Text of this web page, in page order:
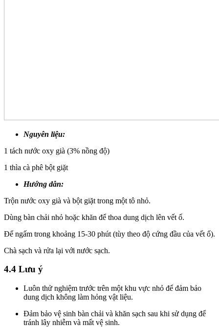
Nguyên liệu:
1 tách nước oxy già (3% nồng độ)
1 thìa cà phê bột giặt
Hướng dẫn:
Trộn nước oxy già và bột giặt trong một tô nhỏ.
Dùng bàn chải nhỏ hoặc khăn để thoa dung dịch lên vết ố.
Để ngấm trong khoảng 15-30 phút (tùy theo độ cứng đầu của vết ố).
Chà sạch và rửa lại với nước sạch.
4.4 Lưu ý
Luôn thử nghiệm trước trên một khu vực nhỏ để đảm bảo
dung dịch không làm hỏng vật liệu.
Đảm bảo vệ sinh bàn chải và khăn sạch sau khi sử dụng để
tránh lây nhiễm và mất vệ sinh.